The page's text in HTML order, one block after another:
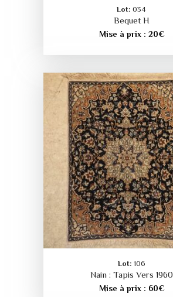
Lot: 034
Bequet H
Mise à prix : 20€
Lot: 106
Nain : Tapis Vers 1960
Mise à prix : 60€